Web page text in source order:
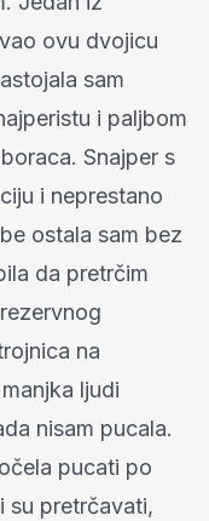
ovu dvojicu
sam
i paljbom
Snajper s
i neprestano
ostala sam bez
da pretrčim
na
ljudi
nisam pucala.
pucati po
su pretrčavati,